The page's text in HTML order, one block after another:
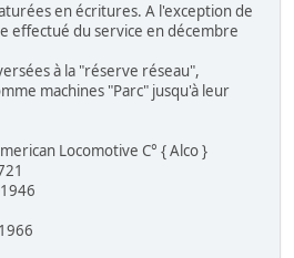
en écritures. A l'exception de
effectué du service en décembre
à la "réserve réseau",
machines "Parc" jusqu'à leur
Locomotive C° { Alco }